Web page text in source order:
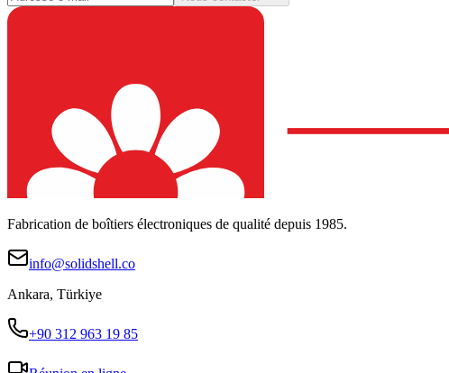
Fabrication de boîtiers électroniques de qualité depuis 1985.
info@solidshell.co
Ankara, Türkiye
+90 312 963 19 85